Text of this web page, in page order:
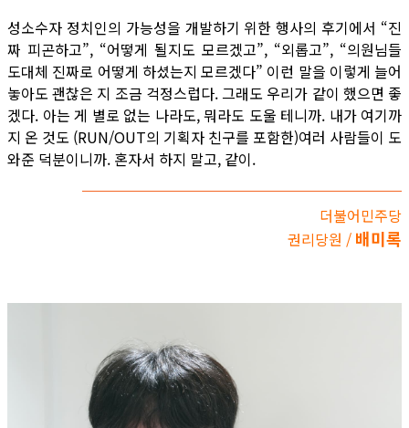
성소수자 정치인의 가능성을 개발하기 위한 행사의 후기에서 “진
짜 피곤하고”, “어떻게 될지도 모르겠고”, “외롭고”, “의원님들
도대체 진짜로 어떻게 하셨는지 모르겠다” 이런 말을 이렇게 늘어
놓아도 괜찮은 지 조금 걱정스럽다. 그래도 우리가 같이 했으면 좋
겠다. 아는 게 별로 없는 나라도, 뭐라도 도울 테니까. 내가 여기까
지 온 것도 (RUN/OUT의 기획자 친구를 포함한)여러 사람들이 도
와준 덕분이니까. 혼자서 하지 말고, 같이.
더불어민주당
권리당원 / 배미록